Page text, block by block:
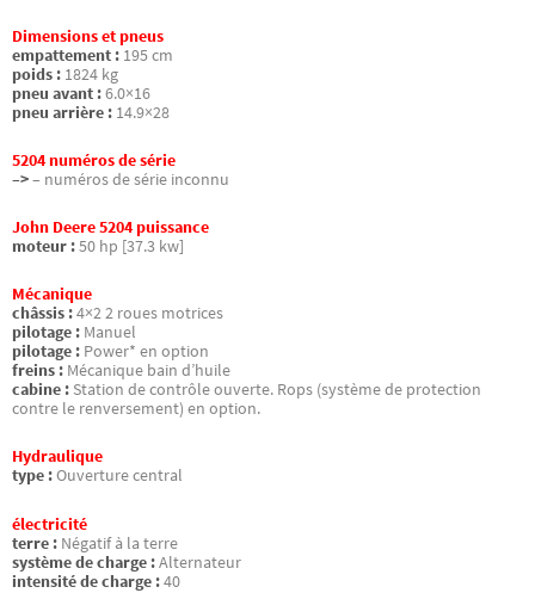
Dimensions et pneus
empattement : 195 cm
poids : 1824 kg
pneu avant :6.0×16
pneu arrière : 14.9×28
5204 numéros de série
–>– numéros de série inconnu
John Deere 5204 puissance
moteur :50 hp [37.3 kw]
Mécanique
châssis :4×2 2 roues motrices
pilotage : Manuel
pilotage : Power* en option
freins : Mécanique bain d’huile
cabine : Station de contrôle ouverte. Rops (système de protection
contre le renversement) en option.
Hydraulique
type :Ouverture central
électricité
terre : Négatif à la terre
système de charge :Alternateur
intensité de charge :40